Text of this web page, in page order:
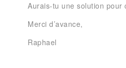
Aurais-tu une solution pour
Merci d’avance,
Raphael